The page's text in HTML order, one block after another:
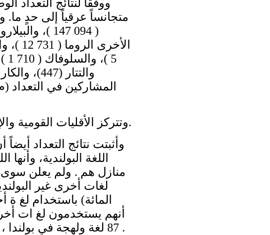
متجانساً عرقياً إلى حدٍ ما.
المشاركين في
وتتركز الأقليات القومية والإثنية في مقاطعات أوبولسكي وبودلاسكي وسلاسكي.
أنهم يستخدمون لغ ات
87 لغة ولهجة في بولندا ، إلا أن عشرين منها فقط يستخدمها أكثر من ألف شخص .